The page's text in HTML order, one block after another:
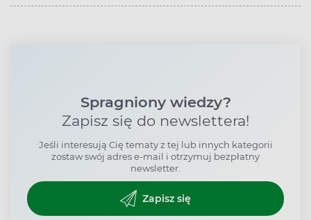
Spragniony wiedzy?
Zapisz się do newslettera!
Jeśli interesują Cię tematy z tej lub innych kategorii
zostaw swój adres e-mail i otrzymuj bezpłatny
newsletter.
Zapisz się